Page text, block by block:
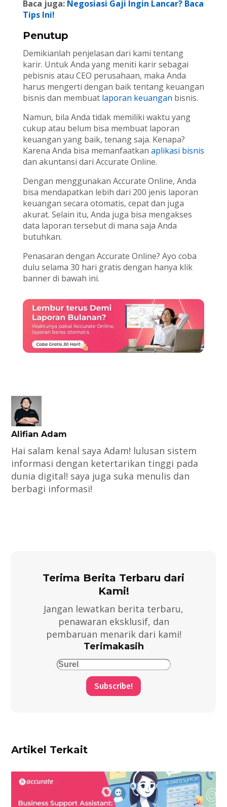
Baca juga: Negosiasi Gaji Ingin Lancar? Baca
Tips Ini!
Penutup
Demikianlah penjelasan dari kami tentang
karir. Untuk Anda yang meniti karir sebagai
pebisnis atau CEO perusahaan, maka Anda
harus mengerti dengan baik tentang keuangan
bisnis dan membuatlaporan keuangan bisnis.
Namun, bila Anda tidak memiliki waktu yang
cukup atau belum bisa membuat laporan
keuangan yang baik, tenang saja. Kenapa?
Karena Anda bisa memanfaatkan aplikasi bisnis
dan akuntansi dari Accurate Online.
Dengan menggunakan Accurate Online, Anda
bisa mendapatkan lebih dari 200 jenis laporan
keuangan secara otomatis, cepat dan juga
akurat. Selain itu, Anda juga bisa mengakses
data laporan tersebut di mana saja Anda
butuhkan.
Penasaran dengan Accurate Online? Ayo coba
dulu selama 30 hari gratis dengan hanya klik
banner di bawah ini.
Alifian Adam
Hai salam kenal saya Adam! lulusan sistem
informasi dengan ketertarikan tinggi pada
dunia digital! saya juga suka menulis dan
berbagi informasi!
Terima Berita Terbaru dari
Kami!
Jangan lewatkan berita terbaru,
penawaran eksklusif, dan
pembaruan menarik dari kami!
Terimakasih
Subscribe!
Artikel Terkait